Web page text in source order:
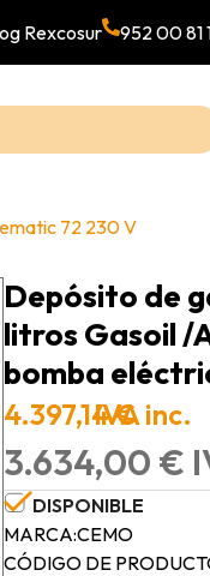
Rexcosur 952 00 81
72 230 V
Depósito de
litros Gasoil /
bomba
4.397,14 €IVA inc.
3.634,00 €
DISPONIBLE
MARCA:CEMO
CÓDIGO DE